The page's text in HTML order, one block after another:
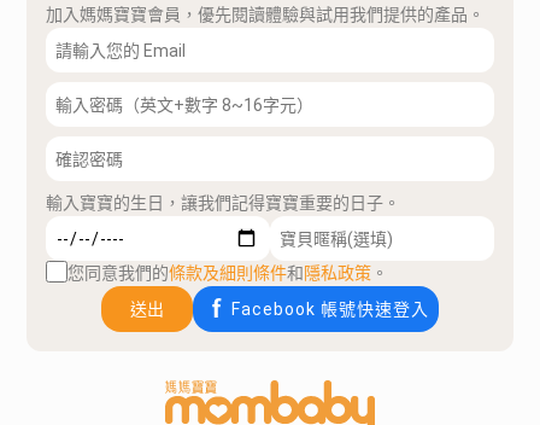
加入媽媽寶寶會員，優先閱讀體驗與試用我們提供的產品。
輸入寶寶的生日，讓我們記得寶寶重要的日子。
您同意我們的條款及細則條件和隱私政策 。
送出
Facebook 帳號快速登入